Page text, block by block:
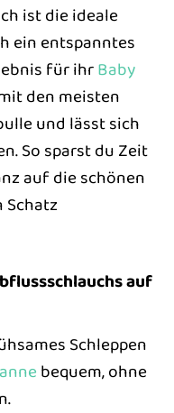
ist die ideale
ein entspanntes
für ihrBaby
den meisten
und lässt sich
So sparst du Zeit
auf die schönen
auf
Schleppen
bequem, ohne